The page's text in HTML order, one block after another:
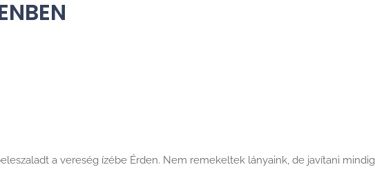
a vereség ízébe Érden. Nem remekeltek lányaink, de javítani mindig